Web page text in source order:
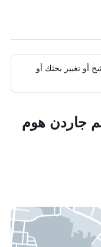
أو تغيير بحثك أو
جاردن هوم